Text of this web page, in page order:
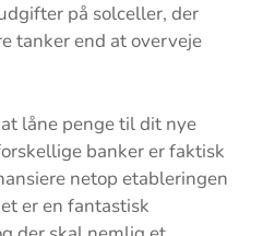
på solceller, der
tanker end at overveje
låne penge til dit nye
banker er faktisk
netop etableringen
er en fantastisk